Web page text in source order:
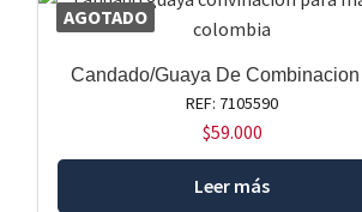
AGOTADO
Candado/Guaya De Combinacion
REF: 7105590
$59.000
Leer más